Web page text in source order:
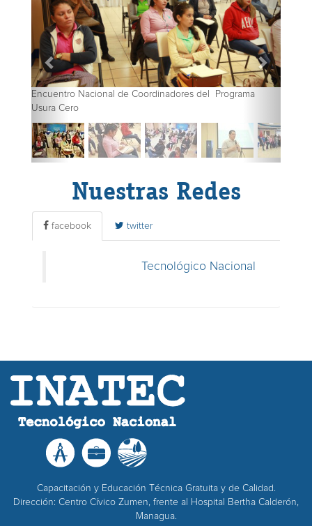
Encuentro Nacional de Coordinadores del Programa
Usura Cero
Nuestras Redes
facebook twitter
Tecnológico Nacional
Capacitación y Educación Técnica Gratuita y de Calidad.
Dirección: Centro Cívico Zumen, frente al Hospital Bertha Calderón,
Managua.